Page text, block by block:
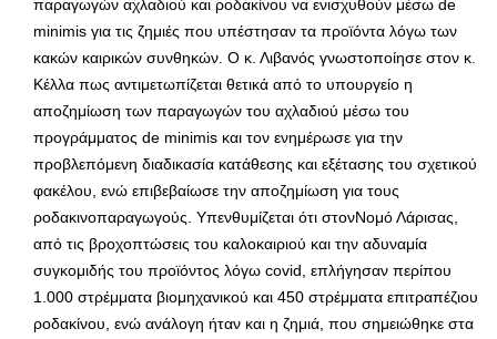
παραγωγών αχλαδιού και ροδακίνου να ενισχυθούν μέσω de
minimis για τις ζημιές που υπέστησαν τα προϊόντα λόγω των
κακών καιρικών συνθηκών. Ο κ. Λιβανός γνωστοποίησε στον κ.
Κέλλα πως αντιμετωπίζεται θετικά από το υπουργείο η
αποζημίωση των παραγωγών του αχλαδιού μέσω του
προγράμματος de minimis και τον ενημέρωσε για την
προβλεπόμενη διαδικασία κατάθεσης και εξέτασης του σχετικού
φακέλου, ενώ επιβεβαίωσε την αποζημίωση για τους
ροδακινοπαραγωγούς. Υπενθυμίζεται ότι στονΝομό Λάρισας,
από τις βροχοπτώσεις του καλοκαιριού και την αδυναμία
συγκομιδής του προϊόντος λόγω covid, επλήγησαν περίπου
1.000 στρέμματα βιομηχανικού και 450 στρέμματα επιτραπέζιου
ροδακίνου, ενώ ανάλογη ήταν και η ζημιά, που σημειώθηκε στα